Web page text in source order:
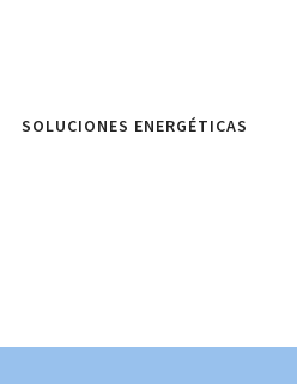
SOLUCIONES ENERGÉTICAS